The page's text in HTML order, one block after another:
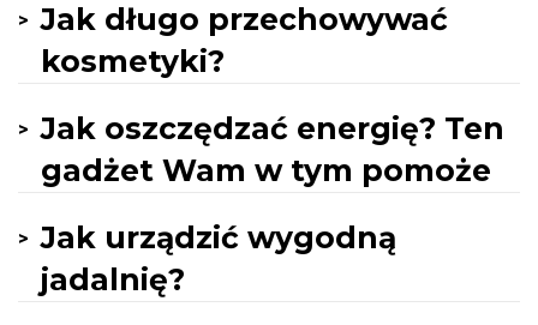
Jak długo przechowywać
kosmetyki?
Jak oszczędzać energię? Ten
gadżet Wam w tym pomoże
Jak urządzić wygodną
jadalnię?